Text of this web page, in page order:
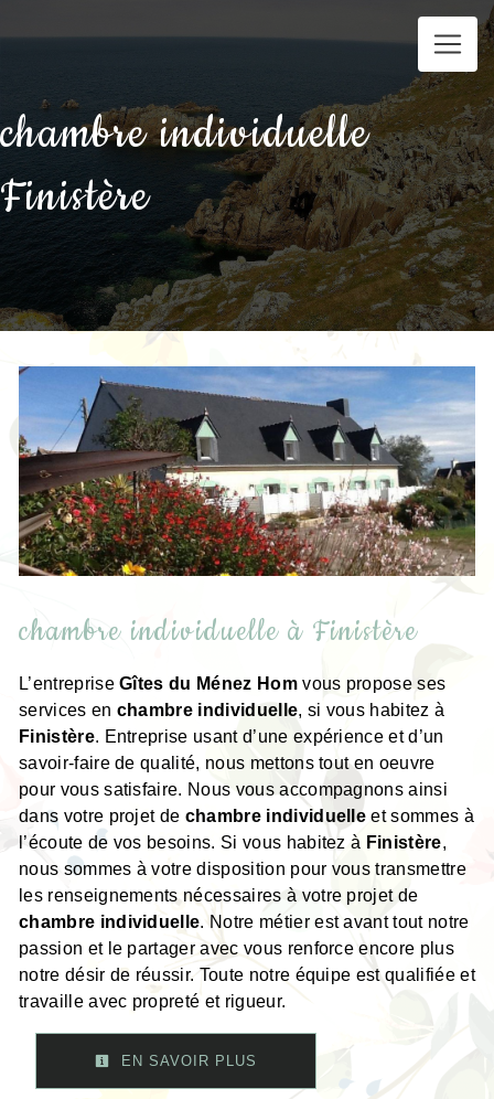
chambre individuelle
Finistère
chambre individuelle à Finistère
L’entrepriseGîtes du Ménez Homvous propose ses
services en chambre individuelle, si vous habitez à
Finistère. Entreprise usant d’une expérience et d’un
savoir-faire de qualité, nous mettons tout en oeuvre
pour vous satisfaire. Nous vous accompagnons ainsi
dans votre projet de chambre individuelle et sommes à
l’écoute de vos besoins. Si vous habitez à Finistère,
nous sommes à votre disposition pour vous transmettre
les renseignements nécessaires à votre projet de
chambre individuelle. Notre métier est avant tout notre
passion et le partager avec vous renforce encore plus
notre désir de réussir. Toute notre équipe est qualifiée et
travaille avec propreté et rigueur.
EN SAVOIR PLUS